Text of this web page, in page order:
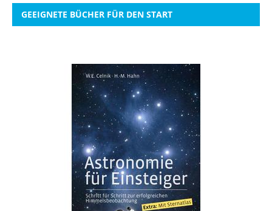
GEEIGNETE BÜCHER FÜR DEN START